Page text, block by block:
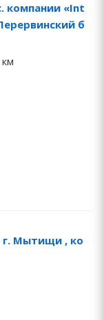
компании «Int
б
Мытищи , ко